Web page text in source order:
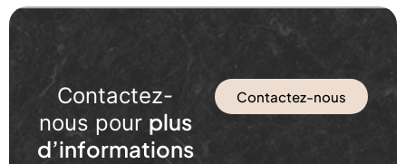
Contactez-
nous pour plus
d’informations
Contactez-nous